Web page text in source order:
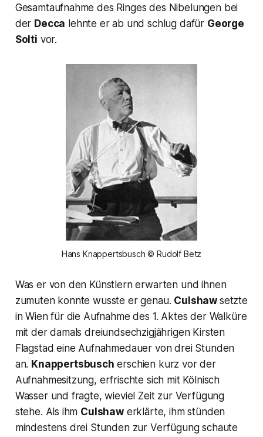
Gesamtaufnahme des Ringes des Nibelungen bei
der Decca lehnte er ab und schlug dafür George
Solti vor.
Hans Knappertsbusch © Rudolf Betz
Was er von den Künstlern erwarten und ihnen
zumuten konnte wusste er genau. Culshaw setzte
in Wien für die Aufnahme des 1. Aktes der Walküre
mit der damals dreiundsechzigjährigen Kirsten
Flagstad eine Aufnahmedauer von drei Stunden
an. Knappertsbusch erschien kurz vor der
Aufnahmesitzung, erfrischte sich mit Kölnisch
Wasser und fragte, wieviel Zeit zur Verfügung
stehe. Als ihm Culshawerklärte, ihm stünden
mindestens drei Stunden zur Verfügung schaute